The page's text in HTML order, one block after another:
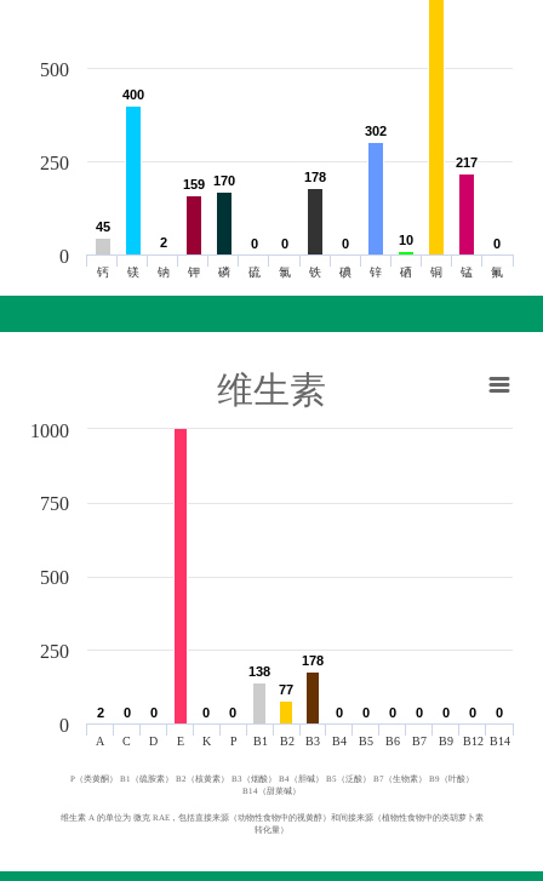
45
45
400
400
2
2
159
159 170
170
0
0 0
0
178
178
0
0
302
302
10
10
217
217
0
0
钙 镁 钠 钾 磷 硫 氯 铁 碘 锌 硒 铜 锰 氟
0
250
500
维生素
2
2 0
0 0
0 0
0 0
0
138
138
77
77
178
178
0
0 0
0 0
0 0
0 0
0 0
0 0
0
A C D E K P B1 B2 B3 B4 B5 B6 B7 B9 B12 B14
0
250
500
750
1000
P（类黄酮） B1（硫胺素） B2（核黄素） B3（烟酸） B4（胆碱） B5（泛酸） B7（生物素） B9（叶酸）
B14（甜菜碱）
维生素 A 的单位为 微克 RAE，包括直接来源（动物性食物中的视黄醇）和间接来源（植物性食物中的类胡萝卜素
转化量）